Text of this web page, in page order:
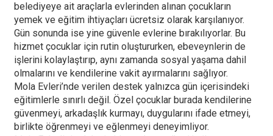
belediyeye ait araçlarla evlerinden alınan çocukların
yemek ve eğitim ihtiyaçları ücretsiz olarak karşılanıyor.
Gün sonunda ise yine güvenle evlerine bırakılıyorlar. Bu
hizmet çocuklar için rutin oluştururken, ebeveynlerin de
işlerini kolaylaştırıp, aynı zamanda sosyal yaşama dahil
olmalarını ve kendilerine vakit ayırmalarını sağlıyor.
Mola Evleri’nde verilen destek yalnızca gün içerisindeki
eğitimlerle sınırlı değil. Özel çocuklar burada kendilerine
güvenmeyi, arkadaşlık kurmayı, duygularını ifade etmeyi,
birlikte öğrenmeyi ve eğlenmeyi deneyimliyor.